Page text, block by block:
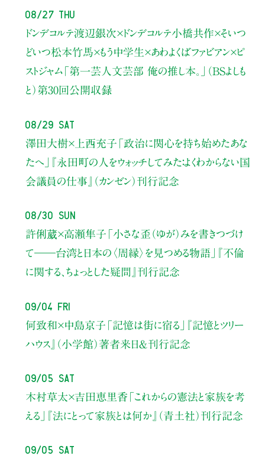
08/27 Thu
ドンデコルテ渡辺銀次×ドンデコルテ小橋共作×そいつ
どいつ松本竹馬×もう中学生×あわよくばファビアン×ピ
ストジャム「第一芸人文芸部 俺の推し本。」（BSよしも
と） 第30回公開収録
08/29 Sat
澤田大樹×上西充子 「政治に関心を持ち始めたあな
たへ」
『永田町の人をウォッチしてみた：よくわからない国
会議員の仕事』（カンゼン）刊行記念
08/30 Sun
許俐葳×高瀬隼子 「小さな歪（ゆが）みを書きつづけ
て――台湾と日本の〈周縁〉を見つめる物語」
『不倫
に関する、ちょっとした疑問』刊行記念
09/04 Fri
何致和×中島京子 「記憶は街に宿る」
『記憶とツリー
ハウス』（小学館）著者来日＆刊行記念
09/05 Sat
木村草太×吉田恵里香 「これからの憲法と家族を考
える」
『法にとって家族とは何か』（青土社）刊行記念
09/05 Sat